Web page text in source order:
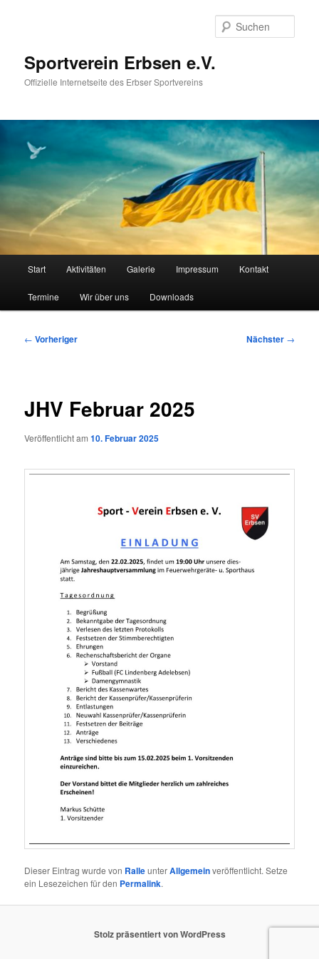
Sportverein Erbsen e.V.
Offizielle Internetseite des Erbser Sportvereins
Start Aktivitäten Galerie Impressum Kontakt
Termine Wir über uns Downloads
Beitragsnavigation
← Vorheriger Nächster →
JHV Februar 2025
Veröffentlicht am10. Februar 2025
Dieser Eintrag wurde von RalleunterAllgemeinveröffentlicht. Setze
ein Lesezeichen für den Permalink.
Stolz präsentiert von WordPress